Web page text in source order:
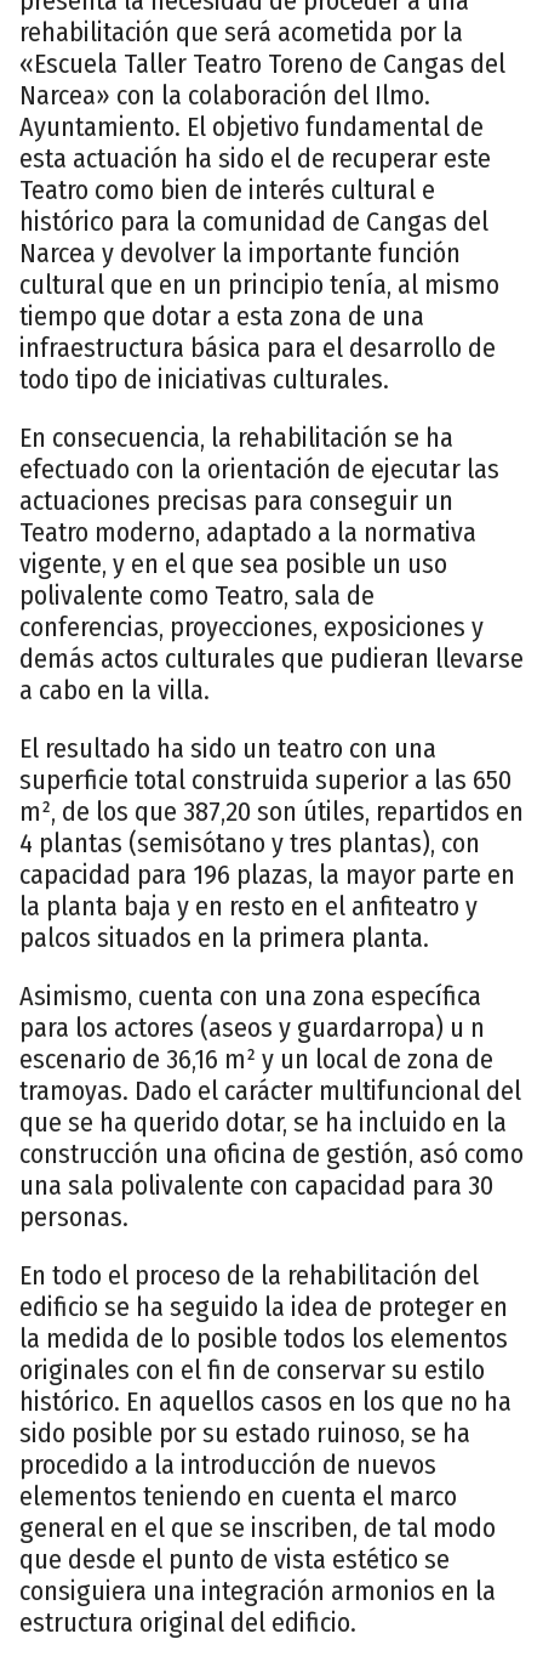
rehabilitación que será acometida por la
«Escuela Taller Teatro Toreno de Cangas del
Narcea» con la colaboración del Ilmo.
Ayuntamiento. El objetivo fundamental de
esta actuación ha sido el de recuperar este
Teatro como bien de interés cultural e
histórico para la comunidad de Cangas del
Narcea y devolver la importante función
cultural que en un principio tenía, al mismo
tiempo que dotar a esta zona de una
infraestructura básica para el desarrollo de
todo tipo de iniciativas culturales.
En consecuencia, la rehabilitación se ha
efectuado con la orientación de ejecutar las
actuaciones precisas para conseguir un
Teatro moderno, adaptado a la normativa
vigente, y en el que sea posible un uso
polivalente como Teatro, sala de
conferencias, proyecciones, exposiciones y
demás actos culturales que pudieran llevarse
a cabo en la villa.
El resultado ha sido un teatro con una
superficie total construida superior a las 650
m², de los que 387,20 son útiles, repartidos en
4 plantas (semisótano y tres plantas), con
capacidad para 196 plazas, la mayor parte en
la planta baja y en resto en el anfiteatro y
palcos situados en la primera planta.
Asimismo, cuenta con una zona específica
para los actores (aseos y guardarropa) u n
escenario de 36,16 m² y un local de zona de
tramoyas. Dado el carácter multifuncional del
que se ha querido dotar, se ha incluido en la
construcción una oficina de gestión, asó como
una sala polivalente con capacidad para 30
personas.
En todo el proceso de la rehabilitación del
edificio se ha seguido la idea de proteger en
la medida de lo posible todos los elementos
originales con el fin de conservar su estilo
histórico. En aquellos casos en los que no ha
sido posible por su estado ruinoso, se ha
procedido a la introducción de nuevos
elementos teniendo en cuenta el marco
general en el que se inscriben, de tal modo
que desde el punto de vista estético se
consiguiera una integración armonios en la
estructura original del edificio.